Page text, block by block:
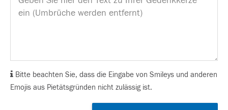
Bitte beachten Sie, dass die Eingabe von Smileys und anderen
Emojis aus Pietätsgründen nicht zulässig ist.